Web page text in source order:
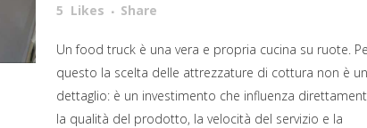
5 Likes ShareAttiva comando
Un food truck è una vera e propria cucina su ruote.
questo la scelta delle attrezzature di cottura non è un
dettaglio: è un investimento che influenza
la qualità del prodotto, la velocità del servizio e la